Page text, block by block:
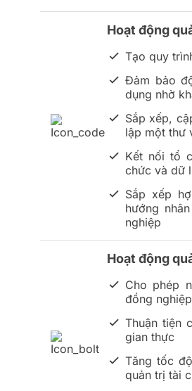
Hoạt động
Tạo quy
Đảm bảo
dụng nhờ
Sắp xếp,
lập một thư
Kết nối tổ
chức và dữ
Sắp xếp
hướng
nghiệp
Hoạt động
Cho phép
đồng
Thuận tiện
gian thực
Tăng tốc
quản trị tài